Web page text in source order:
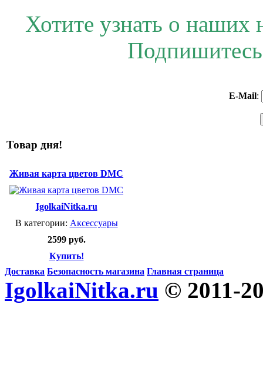
Хотите узнать о наших
E-Mail:
Товар дня!
Живая карта цветов DMC
IgolkaiNitka.ru
В категории: Аксессуары
2599 руб.
Купить!
Доставка Безопасность магазина Главная страница
IgolkaiNitka.ru © 2011-